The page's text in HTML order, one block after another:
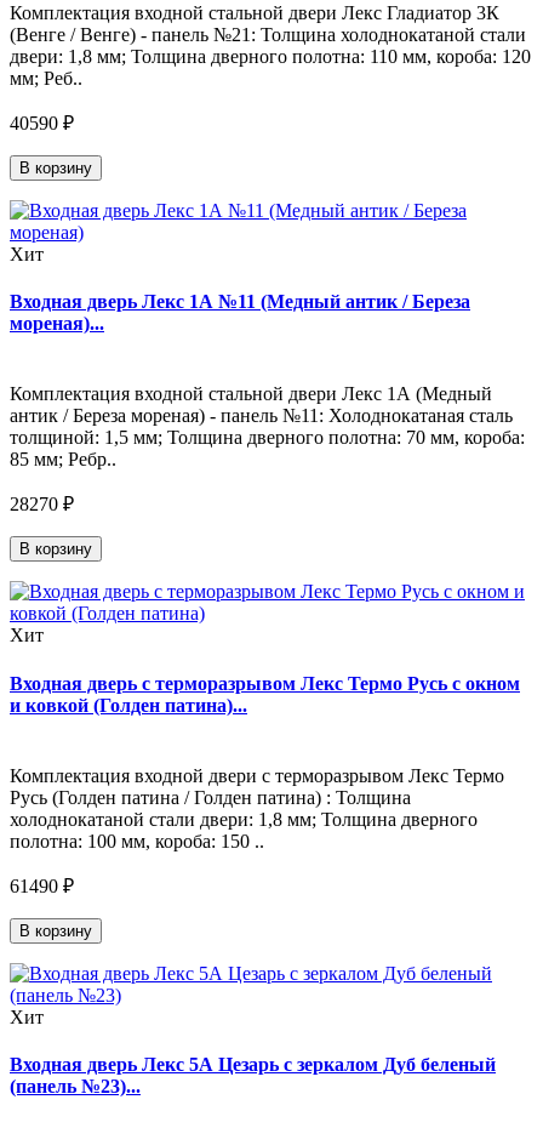
Комплектация входной стальной двери Лекс Гладиатор 3К
(Венге / Венге) - панель №21: Толщина холоднокатаной стали
двери: 1,8 мм; Толщина дверного полотна: 110 мм, короба: 120
мм; Реб..
40590 ₽
В корзину
Хит
Входная дверь Лекс 1А №11 (Медный антик / Береза
мореная)...
Комплектация входной стальной двери Лекс 1А (Медный
антик / Береза мореная) - панель №11: Холоднокатаная сталь
толщиной: 1,5 мм; Толщина дверного полотна: 70 мм, короба:
85 мм; Ребр..
28270 ₽
В корзину
Хит
Входная дверь с терморазрывом Лекс Термо Русь с окном
и ковкой (Голден патина)...
Комплектация входной двери с терморазрывом Лекс Термо
Русь (Голден патина / Голден патина) : Толщина
холоднокатаной стали двери: 1,8 мм; Толщина дверного
полотна: 100 мм, короба: 150 ..
61490 ₽
В корзину
Хит
Входная дверь Лекс 5А Цезарь с зеркалом Дуб беленый
(панель №23)...